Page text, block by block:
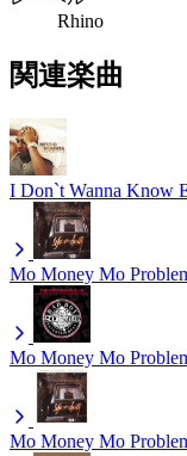
Rhino
関連楽曲
I Don`t Wanna Know
Mo Money Mo
Mo Money Mo
Mo Money Mo